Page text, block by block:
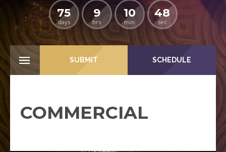
75
days
9
hrs
10
min
48
sec
SUBMIT SCHEDULE
COMMERCIAL